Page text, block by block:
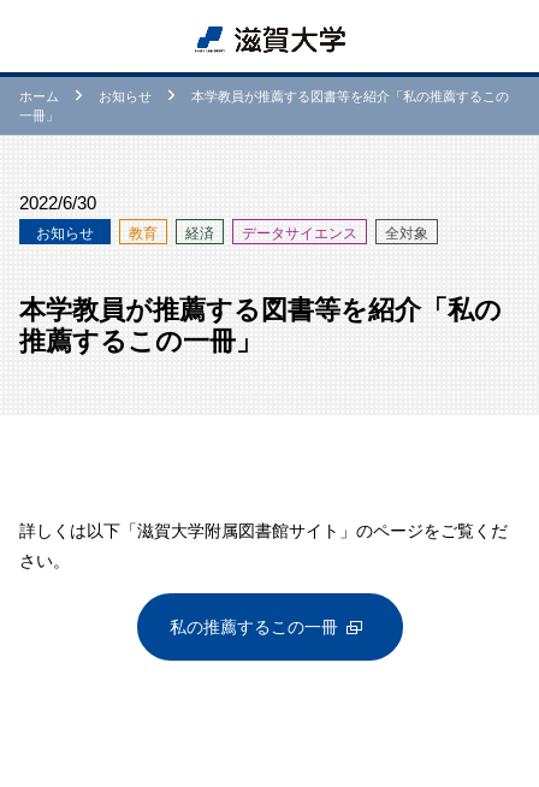
ホーム お知らせ
本学教員が推薦する図書等を紹介「私の推薦するこの
一冊」
2022/6/30
お知らせ 教育 経済 データサイエンス 全対象
本学教員が推薦する図書等を紹介「私の
推薦するこの一冊」
詳しくは以下「滋賀大学附属図書館サイト」のページをご覧くだ
さい。
私の推薦するこの一冊